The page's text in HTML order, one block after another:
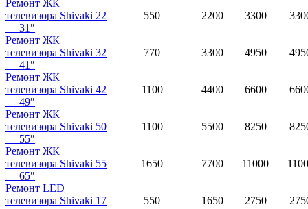
Ремонт ЖК
телевизора Shivaki 22
— 31″
550 2200 3300
Ремонт ЖК
телевизора Shivaki 32
— 41″
770 3300 4950
Ремонт ЖК
телевизора Shivaki 42
— 49″
1100 4400 6600
Ремонт ЖК
телевизора Shivaki 50
— 55″
1100 5500 8250
Ремонт ЖК
телевизора Shivaki 55
— 65″
1650 7700 11000
Ремонт LED
телевизора Shivaki 17
550 1650 2750